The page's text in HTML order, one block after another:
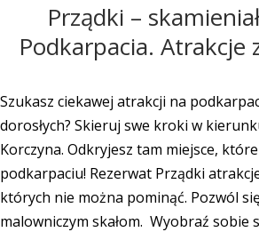
Prządki –
Podkarpacia. Atrakcje
Szukasz ciekawej atrakcji na
dorosłych? Skieruj swe kroki w
Korczyna. Odkryjesz tam miejsce,
podkarpaciu! Rezerwat Prządki
których nie można pominąć. Pozwól
malowniczym skałom. Wyobraź sobie